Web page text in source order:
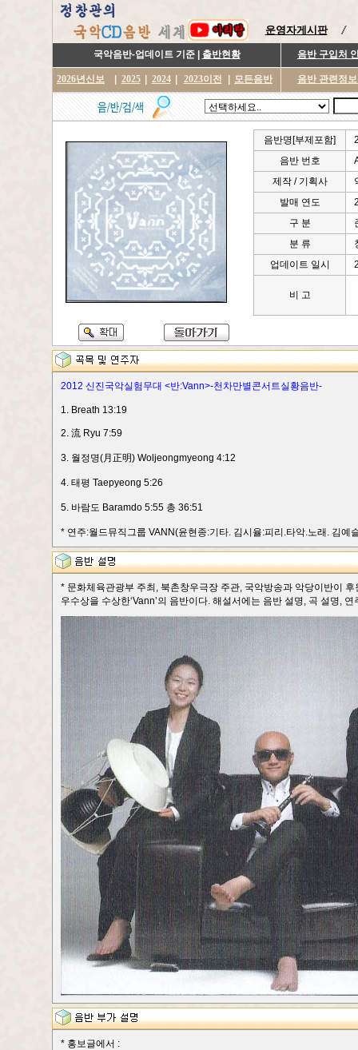
운영자게시판
국악음반-업데이트 기준 | 출반현황 음반 구입처
2026년신보 2025 2024 2023이전 모든음반 음반 관련정
음반명[부제포함]
음반 번호
제작 / 기획사
발매 연도
구 분
분 류
업데이트 일시
비 고
2012 신진국악실험무대 <반:Vann>-천차만별콘서트실황음반-
1. Breath 13:19
2. 流 Ryu 7:59
3. 월정명(月正明) Woljeongmyeong 4:12
4. 태평 Taepyeong 5:26
5. 바람도 Baramdo 5:55 총 36:51
* 연주:월드뮤직그룹 VANN(윤현종:기타. 김시율:피리.타악.노래. 김
* 문화체육관광부 주최, 북촌창우극장 주관, 국악방송과 악당이반이
우수상을 수상한‘Vann’의 음반이다. 해설서에는 음반 설명, 곡 설명,
* 홍보글에서 :